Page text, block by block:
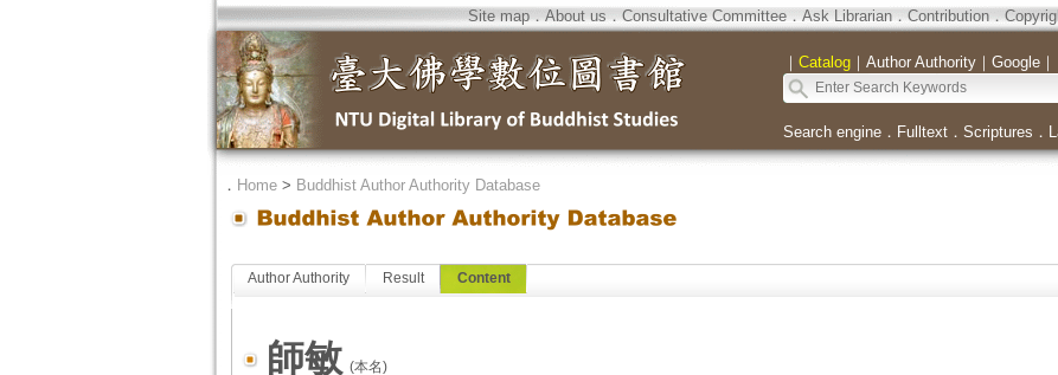
Site map．About us．Consultative Committee．Ask Librarian．Contribution．
｜ Catalog｜ Author Authority｜ Google｜
Search engine． Fulltext． Scriptures ．
． Home> Buddhist Author Authority Database
Author Authority Result Content
師敏(本名)